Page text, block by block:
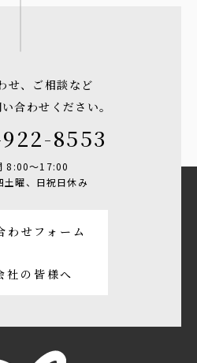
せ、ご相談など
合わせください。
8553
8:00〜17:00
土曜、日祝日休み
わせフォーム
社の皆様へ